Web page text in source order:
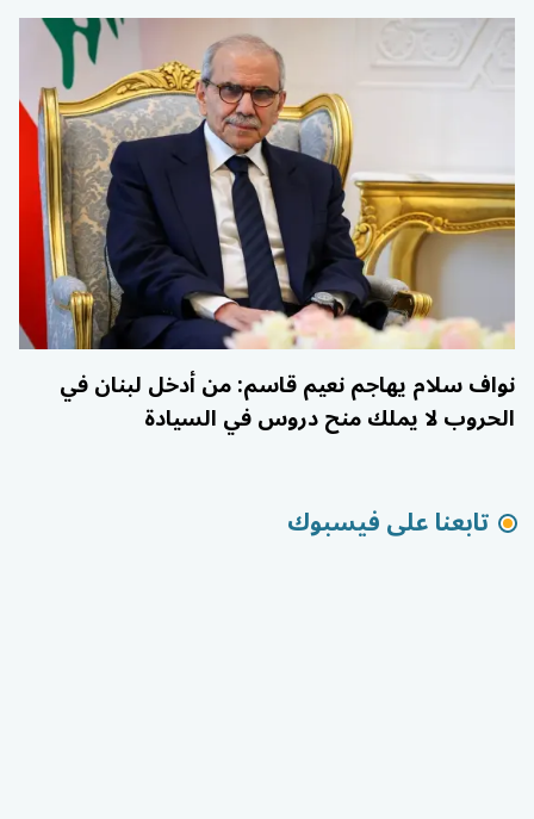
نواف سلام يهاجم نعيم قاسم: من أدخل لبنان في
الحروب لا يملك منح دروس في السيادة
تابعنا على فيسبوك